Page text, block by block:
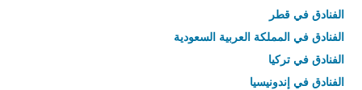
الفنادق في قطر
الفنادق في المملكة العربية السعودية
الفنادق في تركيا
الفنادق في إندونيسيا